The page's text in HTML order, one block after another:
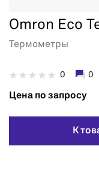
Omron Eco
Термометры
0 0
Цена по запросу
К